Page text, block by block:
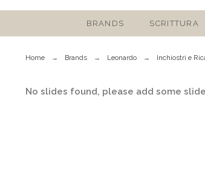
BRANDS SCRITTURA
No slides found, please add some
Home Brands Leonardo Inchiostri e